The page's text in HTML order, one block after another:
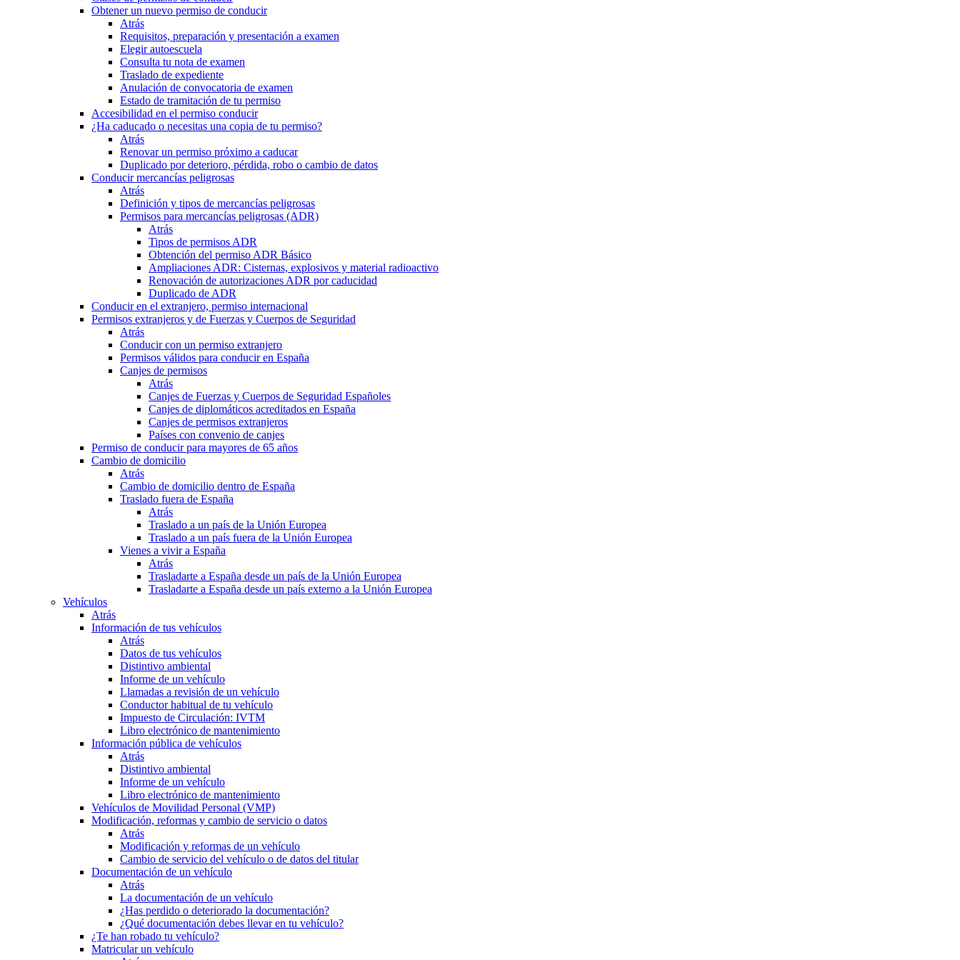
Obtener un nuevo permiso de conducir
Atrás
Requisitos, preparación y presentación a examen
Elegir autoescuela
Consulta tu nota de examen
Traslado de expediente
Anulación de convocatoria de examen
Estado de tramitación de tu permiso
Accesibilidad en el permiso conducir
¿Ha caducado o necesitas una copia de tu permiso?
Atrás
Renovar un permiso próximo a caducar
Duplicado por deterioro, pérdida, robo o cambio de datos
Conducir mercancías peligrosas
Atrás
Definición y tipos de mercancías peligrosas
Permisos para mercancías peligrosas (ADR)
Atrás
Tipos de permisos ADR
Obtención del permiso ADR Básico
Ampliaciones ADR: Cisternas, explosivos y material radioactivo
Renovación de autorizaciones ADR por caducidad
Duplicado de ADR
Conducir en el extranjero, permiso internacional
Permisos extranjeros y de Fuerzas y Cuerpos de Seguridad
Atrás
Conducir con un permiso extranjero
Permisos válidos para conducir en España
Canjes de permisos
Atrás
Canjes de Fuerzas y Cuerpos de Seguridad Españoles
Canjes de diplomáticos acreditados en España
Canjes de permisos extranjeros
Países con convenio de canjes
Permiso de conducir para mayores de 65 años
Cambio de domicilio
Atrás
Cambio de domicilio dentro de España
Traslado fuera de España
Atrás
Traslado a un país de la Unión Europea
Traslado a un país fuera de la Unión Europea
Vienes a vivir a España
Atrás
Trasladarte a España desde un país de la Unión Europea
Trasladarte a España desde un país externo a la Unión Europea
Vehículos
Atrás
Información de tus vehículos
Atrás
Datos de tus vehículos
Distintivo ambiental
Informe de un vehículo
Llamadas a revisión de un vehículo
Conductor habitual de tu vehículo
Impuesto de Circulación: IVTM
Libro electrónico de mantenimiento
Información pública de vehículos
Atrás
Distintivo ambiental
Informe de un vehículo
Libro electrónico de mantenimiento
Vehículos de Movilidad Personal (VMP)
Modificación, reformas y cambio de servicio o datos
Atrás
Modificación y reformas de un vehículo
Cambio de servicio del vehículo o de datos del titular
Documentación de un vehículo
Atrás
La documentación de un vehículo
¿Has perdido o deteriorado la documentación?
¿Qué documentación debes llevar en tu vehículo?
¿Te han robado tu vehículo?
Matricular un vehículo